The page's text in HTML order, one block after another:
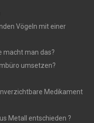
Vögeln mit einer
macht man das?
umsetzen?
Medikament
Metall entschieden ?